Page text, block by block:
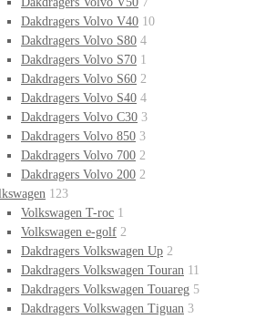
Dakdragers Volvo V40 10
Dakdragers Volvo S80 4
Dakdragers Volvo S70 1
Dakdragers Volvo S60 2
Dakdragers Volvo S40 4
Dakdragers Volvo C30 3
Dakdragers Volvo 850 3
Dakdragers Volvo 700 2
Dakdragers Volvo 200 2
123
Volkswagen T-roc 1
Volkswagen e-golf 2
Dakdragers Volkswagen Up 2
Dakdragers Volkswagen Touran 11
Dakdragers Volkswagen Touareg 5
Dakdragers Volkswagen Tiguan 3